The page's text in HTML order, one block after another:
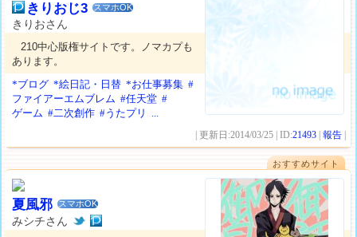
きりおじ3 スマホOK
きりおさん
210中心版権サイトです。ノマカプも
あります。
*ブログ *絵日記・日替 *お仕事募集 #
ファイアーエムブレム #任天堂 #
ゲーム #二次創作 #うたプリ ...
| 更新日:2014/03/25 | ID:21493 |報告
おすすめサイト
夏風邪 スマホOK
みシチさん